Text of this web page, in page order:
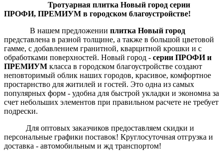
Тротуарная плитка Новый город серии
ПРОФИ, ПРЕМИУМ в городском благоустройстве!
В нашем предложении плитка Новый город
представлена в разной толщине, а также в большой цветовой
гамме, с добавлением гранитной, кварцитной крошки и с
обработками поверхностей. Новый город - серии ПРОФИ и
ПРЕМИУМ класса в городском благоустройстве создают
неповторимый облик наших городов, красивое, комфортное
простарнство для житилей и гостей. Это одна из самых
популярных форм - удобна для быстрой укладки и экономна за
счет небольших элементов при правильном расчете не требует
подрески.
Для оптовых заказчиков предоставляем скидки и
персональные графики поставок! Круглосуточная отгрузка и
доставка - автомобильным и жд транспортом!